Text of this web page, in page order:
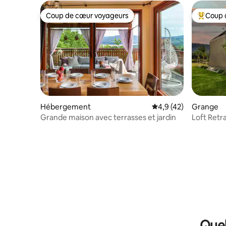
Coup de cœur voyageurs
Coup de cœur voyageurs
Hébergement Évaluation moyenne
4,9 (42)
Grande maison avec terrasses et jardin
Coups
Coup
Grange
Loft